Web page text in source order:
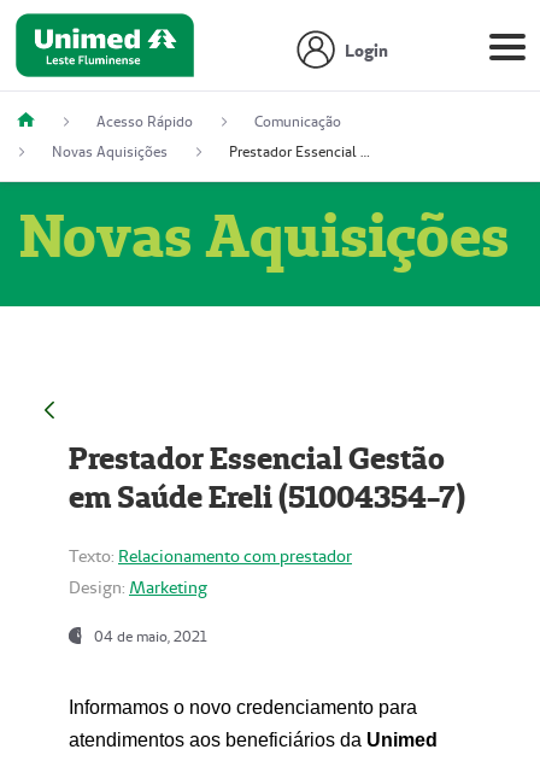
Login
Acesso Rápido
Comunicação
Novas Aquisições
Prestador Essencial Gestão em Saúde Ereli (51004354-7)
Novas Aquisições
Prestador Essencial Gestão
em Saúde Ereli (51004354-7)
Texto: Relacionamento com prestador
Design: Marketing
04 de maio, 2021
Informamos o novo credenciamento para
atendimentos aos beneficiários da Unimed